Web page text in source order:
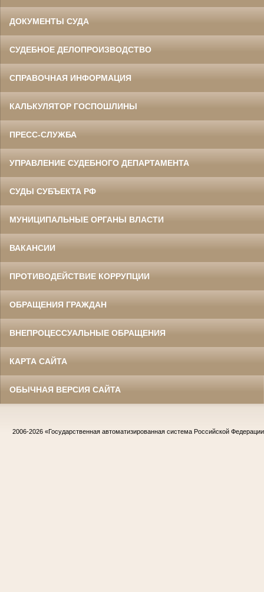
ДОКУМЕНТЫ СУДА
СУДЕБНОЕ ДЕЛОПРОИЗВОДСТВО
СПРАВОЧНАЯ ИНФОРМАЦИЯ
КАЛЬКУЛЯТОР ГОСПОШЛИНЫ
ПРЕСС-СЛУЖБА
УПРАВЛЕНИЕ СУДЕБНОГО ДЕПАРТАМЕНТА
СУДЫ СУБЪЕКТА РФ
МУНИЦИПАЛЬНЫЕ ОРГАНЫ ВЛАСТИ
ВАКАНСИИ
ПРОТИВОДЕЙСТВИЕ КОРРУПЦИИ
ОБРАЩЕНИЯ ГРАЖДАН
ВНЕПРОЦЕССУАЛЬНЫЕ ОБРАЩЕНИЯ
КАРТА САЙТА
ОБЫЧНАЯ ВЕРСИЯ САЙТА
2006-2026 «Государственная автоматизированная система Российской